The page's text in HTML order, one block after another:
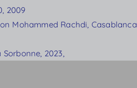
2009
Mohammed Rachdi, Casablanca,
2023,